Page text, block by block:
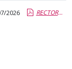
2026 RECTORA BIP Lisboa María Carmen.pdf.pdf